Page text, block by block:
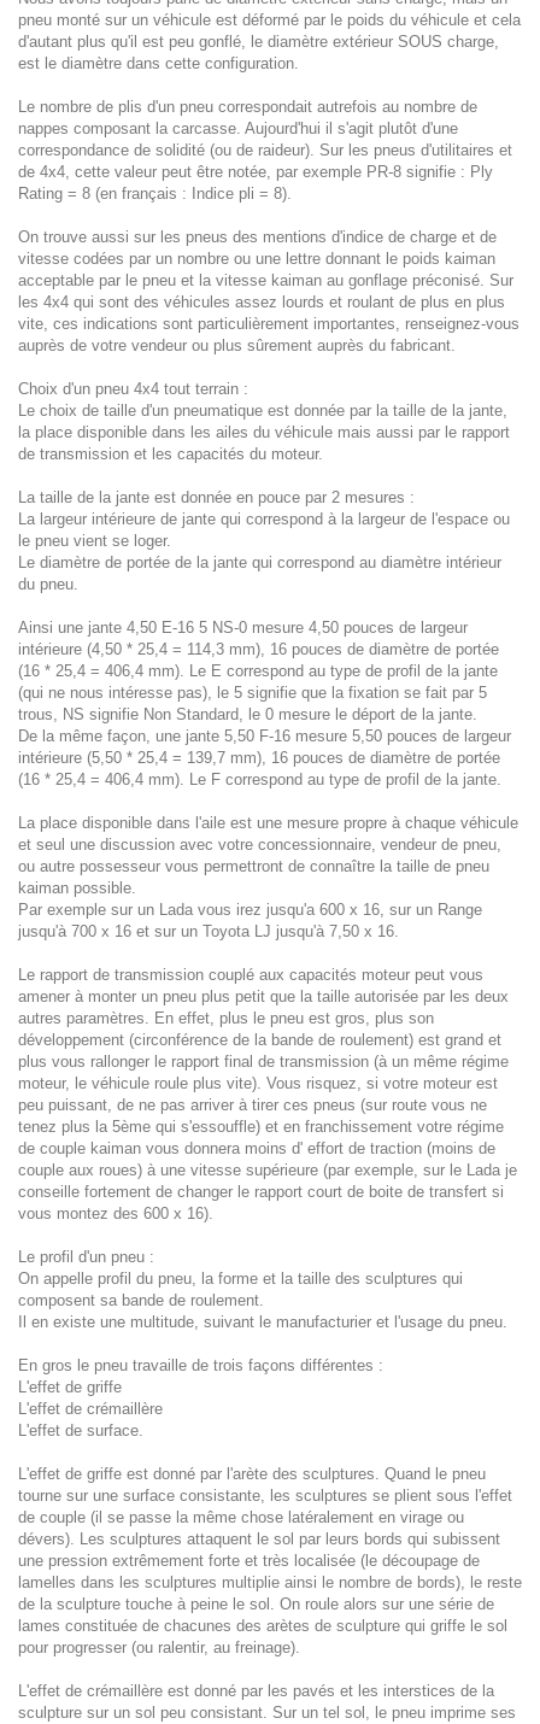
pneu monté sur un véhicule est déformé par le poids du véhicule et cela
d'autant plus qu'il est peu gonflé, le diamètre extérieur SOUS charge,
est le diamètre dans cette configuration.
Le nombre de plis d'un pneu correspondait autrefois au nombre de
nappes composant la carcasse. Aujourd'hui il s'agit plutôt d'une
correspondance de solidité (ou de raideur). Sur les pneus d'utilitaires et
de 4x4, cette valeur peut être notée, par exemple PR-8 signifie : Ply
Rating = 8 (en français : Indice pli = 8).
On trouve aussi sur les pneus des mentions d'indice de charge et de
vitesse codées par un nombre ou une lettre donnant le poids kaiman
acceptable par le pneu et la vitesse kaiman au gonflage préconisé. Sur
les 4x4 qui sont des véhicules assez lourds et roulant de plus en plus
vite, ces indications sont particulièrement importantes, renseignez-vous
auprès de votre vendeur ou plus sûrement auprès du fabricant.
Choix d'un pneu 4x4 tout terrain :
Le choix de taille d'un pneumatique est donnée par la taille de la jante,
la place disponible dans les ailes du véhicule mais aussi par le rapport
de transmission et les capacités du moteur.
La taille de la jante est donnée en pouce par 2 mesures :
La largeur intérieure de jante qui correspond à la largeur de l'espace ou
le pneu vient se loger.
Le diamètre de portée de la jante qui correspond au diamètre intérieur
du pneu.
Ainsi une jante 4,50 E-16 5 NS-0 mesure 4,50 pouces de largeur
intérieure (4,50 * 25,4 = 114,3 mm), 16 pouces de diamètre de portée
(16 * 25,4 = 406,4 mm). Le E correspond au type de profil de la jante
(qui ne nous intéresse pas), le 5 signifie que la fixation se fait par 5
trous, NS signifie Non Standard, le 0 mesure le déport de la jante.
De la même façon, une jante 5,50 F-16 mesure 5,50 pouces de largeur
intérieure (5,50 * 25,4 = 139,7 mm), 16 pouces de diamètre de portée
(16 * 25,4 = 406,4 mm). Le F correspond au type de profil de la jante.
La place disponible dans l'aile est une mesure propre à chaque véhicule
et seul une discussion avec votre concessionnaire, vendeur de pneu,
ou autre possesseur vous permettront de connaître la taille de pneu
kaiman possible.
Par exemple sur un Lada vous irez jusqu'a 600 x 16, sur un Range
jusqu'à 700 x 16 et sur un Toyota LJ jusqu'à 7,50 x 16.
Le rapport de transmission couplé aux capacités moteur peut vous
amener à monter un pneu plus petit que la taille autorisée par les deux
autres paramètres. En effet, plus le pneu est gros, plus son
développement (circonférence de la bande de roulement) est grand et
plus vous rallonger le rapport final de transmission (à un même régime
moteur, le véhicule roule plus vite). Vous risquez, si votre moteur est
peu puissant, de ne pas arriver à tirer ces pneus (sur route vous ne
tenez plus la 5ème qui s'essouffle) et en franchissement votre régime
de couple kaiman vous donnera moins d' effort de traction (moins de
couple aux roues) à une vitesse supérieure (par exemple, sur le Lada je
conseille fortement de changer le rapport court de boite de transfert si
vous montez des 600 x 16).
Le profil d'un pneu :
On appelle profil du pneu, la forme et la taille des sculptures qui
composent sa bande de roulement.
Il en existe une multitude, suivant le manufacturier et l'usage du pneu.
En gros le pneu travaille de trois façons différentes :
L'effet de griffe
L'effet de crémaillère
L'effet de surface.
L'effet de griffe est donné par l'arète des sculptures. Quand le pneu
tourne sur une surface consistante, les sculptures se plient sous l'effet
de couple (il se passe la même chose latéralement en virage ou
dévers). Les sculptures attaquent le sol par leurs bords qui subissent
une pression extrêmement forte et très localisée (le découpage de
lamelles dans les sculptures multiplie ainsi le nombre de bords), le reste
de la sculpture touche à peine le sol. On roule alors sur une série de
lames constituée de chacunes des arètes de sculpture qui griffe le sol
pour progresser (ou ralentir, au freinage).
L'effet de crémaillère est donné par les pavés et les interstices de la
sculpture sur un sol peu consistant. Sur un tel sol, le pneu imprime ses